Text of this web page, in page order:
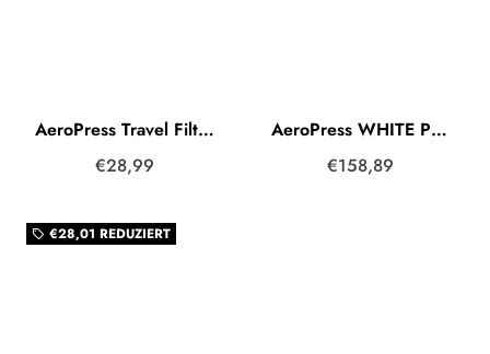
AeroPress Travel Filter Holder Black (Schwarz)
€28,99
AeroPress WHITE PREMIUM Glass & Metal
€158,89
local_offer €28,01 REDUZIERT